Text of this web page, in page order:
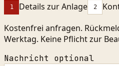
1 Details zur Anlage 2
Kostenfrei anfragen.
Werktag. Keine Pflicht zur
Nachricht optional